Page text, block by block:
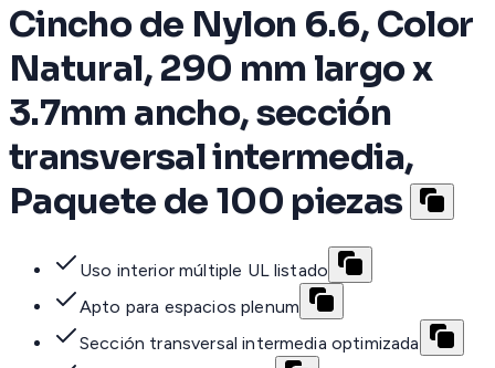
Cincho de Nylon 6.6, Color
Natural, 290 mm largo x
3.7mm ancho, sección
transversal intermedia,
Paquete de 100 piezas
Uso interior múltiple UL listado
Apto para espacios plenum
Sección transversal intermedia optimizada